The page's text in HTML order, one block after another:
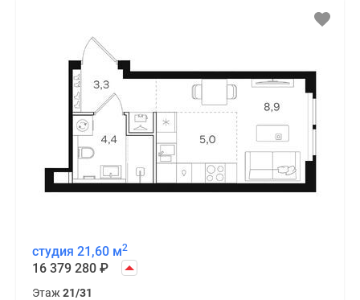
студия 21,60 м2
16 379 280 ₽
Этаж 21/31